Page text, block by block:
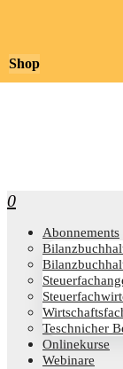
0
Abon­ne­ments
Teschni­cher
Online­kur­se
Web­i­na­re
Shop